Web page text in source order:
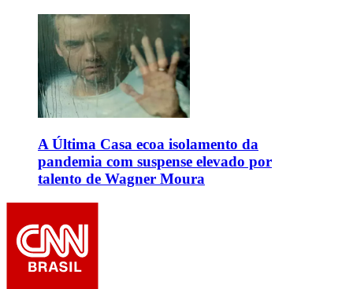
A Última Casa ecoa isolamento da
pandemia com suspense elevado por
talento de Wagner Moura